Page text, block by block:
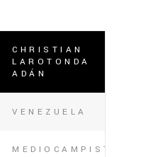
CHRISTIAN
LAROTONDA
ADÁN
VENEZUELA
MEDIOCAMPISTA